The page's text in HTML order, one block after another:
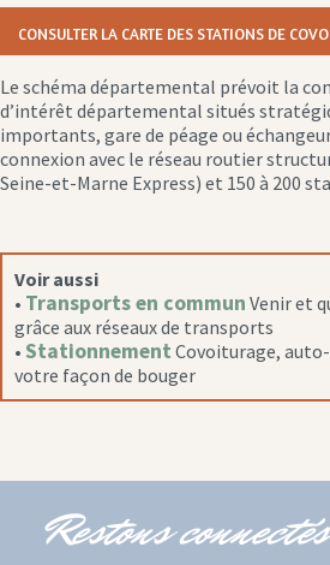
Consulter la carte des stations de
Le schéma départemental prévoit la
d’intérêt départemental situés
importants, gare de péage ou
connexion avec le réseau routier
Seine-et-Marne Express) et 150 à 200
Voir aussi
• Transports en commun Venir et
grâce aux réseaux de transports
• Stationnement Covoiturage,
votre façon de bouger
Restons connectés